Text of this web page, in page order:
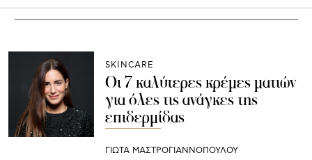
SKINCARE
Οι 7 καλύτερες κρέμες ματιών
για όλες τις ανάγκες της
επιδερμίδας
ΓΙΩΤΑ ΜΑΣΤΡΟΓΙΑΝΝΟΠΟΥΛΟΥ